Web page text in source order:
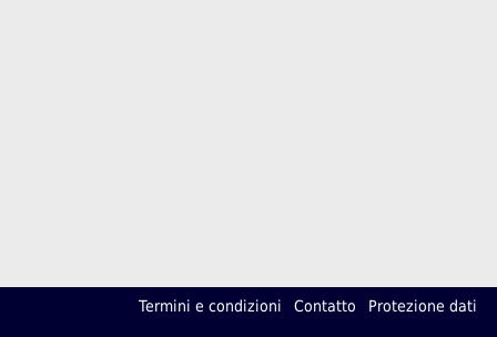
Termini e condizioni Contatto Protezione dati